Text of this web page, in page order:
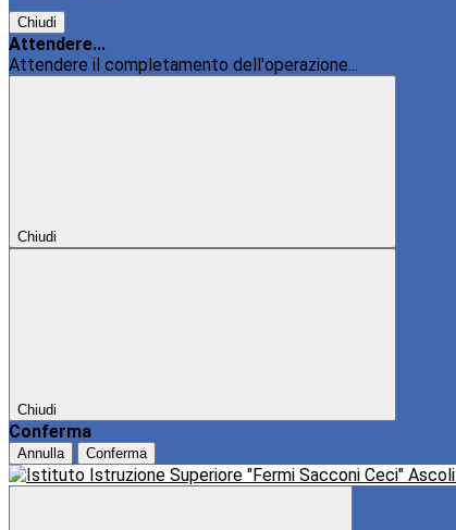
Chiudi
Attendere...
Attendere il completamento dell'operazione...
Chiudi
Chiudi
Conferma
Annulla Conferma